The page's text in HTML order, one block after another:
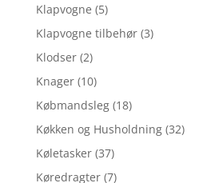
Klapvogne (5)
Klapvogne tilbehør (3)
Klodser (2)
Knager (10)
Købmandsleg (18)
Køkken og Husholdning (32)
Køletasker (37)
Køredragter (7)